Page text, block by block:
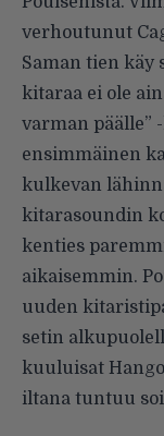
verhoutunut
Saman tien käy
kitaraa ei ole
varman päälle”
ensimmäinen
kulkevan
kitarasoundin
kenties
aikaisemmin.
uuden
setin
kuuluisat
iltana tuntuu